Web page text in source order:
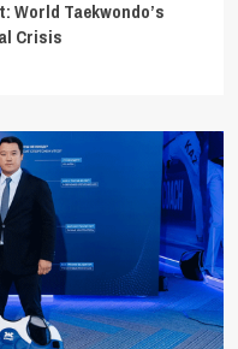
World Taekwondo’s
Crisis